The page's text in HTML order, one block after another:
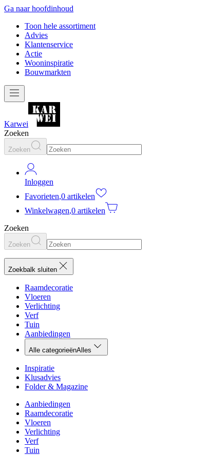
Ga naar hoofdinhoud
Toon hele assortiment
Advies
Klantenservice
Actie
Wooninspiratie
Bouwmarkten
Karwei
Zoeken
Zoeken
Inloggen
Favorieten,0 artikelen
Winkelwagen,0 artikelen
Zoeken
Zoeken
Zoekbalk sluiten
Raamdecoratie
Vloeren
Verlichting
Verf
Tuin
Aanbiedingen
Alle categorieënAlles
Inspiratie
Klusadvies
Folder & Magazine
Aanbiedingen
Raamdecoratie
Vloeren
Verlichting
Verf
Tuin